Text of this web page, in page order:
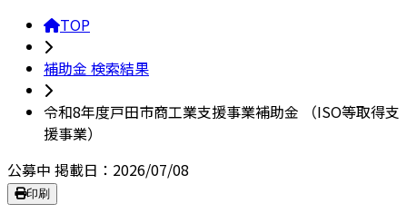
TOP
補助金 検索結果
令和8年度戸田市商工業支援事業補助金 （ISO等取得支
援事業）
公募中 掲載日：2026/07/08
印刷